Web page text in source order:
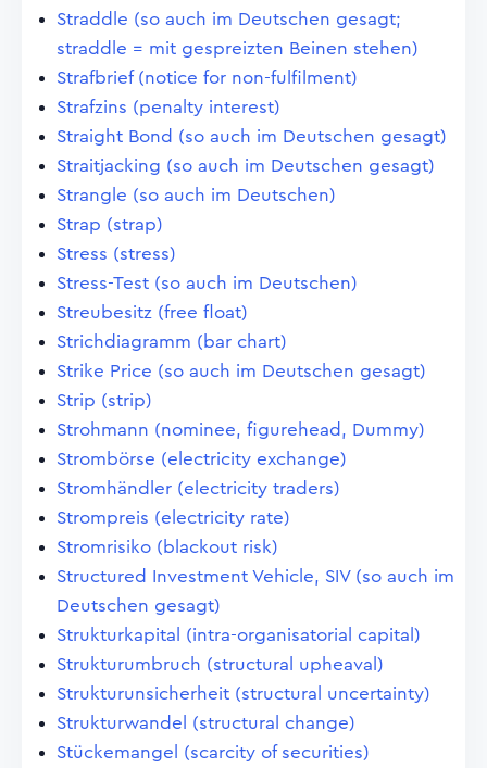
Straddle (so auch im Deutschen gesagt;
straddle = mit gespreizten Beinen stehen)
Strafbrief (notice for non-fulfilment)
Strafzins (penalty interest)
Straight Bond (so auch im Deutschen gesagt)
Straitjacking (so auch im Deutschen gesagt)
Strangle (so auch im Deutschen)
Strap (strap)
Stress (stress)
Stress-Test (so auch im Deutschen)
Streubesitz (free float)
Strichdiagramm (bar chart)
Strike Price (so auch im Deutschen gesagt)
Strip (strip)
Strohmann (nominee, figurehead, Dummy)
Strombörse (electricity exchange)
Stromhändler (electricity traders)
Strompreis (electricity rate)
Stromrisiko (blackout risk)
Structured Investment Vehicle, SIV (so auch im
Deutschen gesagt)
Strukturkapital (intra-organisatorial capital)
Strukturumbruch (structural upheaval)
Strukturunsicherheit (structural uncertainty)
Strukturwandel (structural change)
Stückemangel (scarcity of securities)